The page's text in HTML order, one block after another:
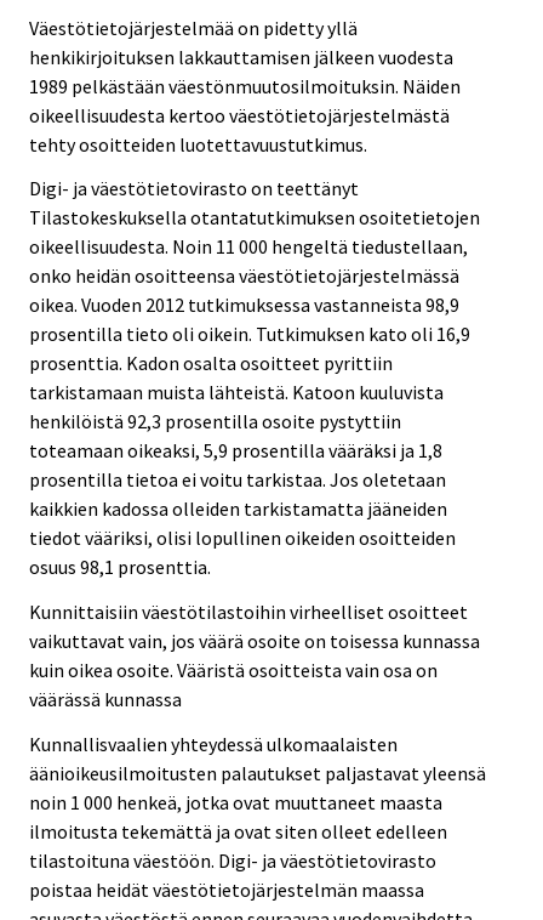
Väestötietojärjestelmää on pidetty yllä
henkikirjoituksen lakkauttamisen jälkeen vuodesta
1989 pelkästään väestönmuutosilmoituksin. Näiden
oikeellisuudesta kertoo väestötietojärjestelmästä
tehty osoitteiden luotettavuustutkimus.
Digi- ja väestötietovirasto on teettänyt
Tilastokeskuksella otantatutkimuksen osoitetietojen
oikeellisuudesta. Noin 11 000 hengeltä tiedustellaan,
onko heidän osoitteensa väestötietojärjestelmässä
oikea. Vuoden 2012 tutkimuksessa vastanneista 98,9
prosentilla tieto oli oikein. Tutkimuksen kato oli 16,9
prosenttia. Kadon osalta osoitteet pyrittiin
tarkistamaan muista lähteistä. Katoon kuuluvista
henkilöistä 92,3 prosentilla osoite pystyttiin
toteamaan oikeaksi, 5,9 prosentilla vääräksi ja 1,8
prosentilla tietoa ei voitu tarkistaa. Jos oletetaan
kaikkien kadossa olleiden tarkistamatta jääneiden
tiedot vääriksi, olisi lopullinen oikeiden osoitteiden
osuus 98,1 prosenttia.
Kunnittaisiin väestötilastoihin virheelliset osoitteet
vaikuttavat vain, jos väärä osoite on toisessa kunnassa
kuin oikea osoite. Vääristä osoitteista vain osa on
väärässä kunnassa
Kunnallisvaalien yhteydessä ulkomaalaisten
äänioikeusilmoitusten palautukset paljastavat yleensä
noin 1 000 henkeä, jotka ovat muuttaneet maasta
ilmoitusta tekemättä ja ovat siten olleet edelleen
tilastoituna väestöön. Digi- ja väestötietovirasto
poistaa heidät väestötietojärjestelmän maassa